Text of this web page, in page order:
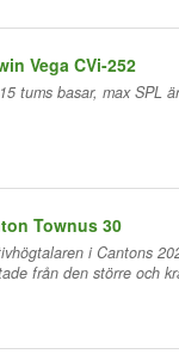
Vega CVi-252
tums basar, max SPL
Townus 30
i Cantons
från den större och